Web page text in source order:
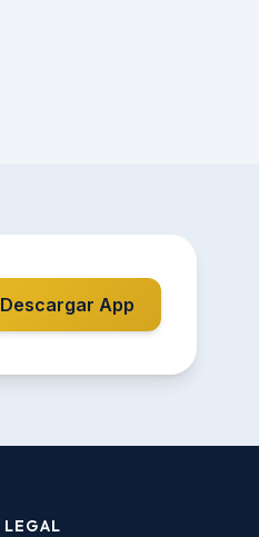
Descargar App
LEGAL